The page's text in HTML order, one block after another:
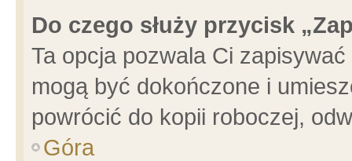
Do czego służy przycisk
Ta opcja pozwala Ci
mogą być dokończone i
powrócić do kopii roboczej,
Góra